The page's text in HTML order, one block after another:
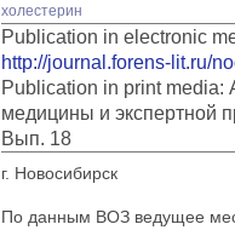
холестерин
Publication in electronic
http://journal.forens-lit.ru/
Publication in print media:
медицины и экспертной
Вып. 18
г. Новосибирск
По данным ВОЗ ведущее